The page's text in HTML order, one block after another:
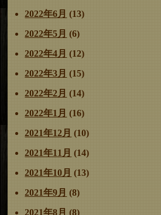
2022年6月 (13)
2022年5月 (6)
2022年4月 (12)
2022年3月 (15)
2022年2月 (14)
2022年1月 (16)
2021年12月 (10)
2021年11月 (14)
2021年10月 (13)
2021年9月 (8)
2021年8月 (8)